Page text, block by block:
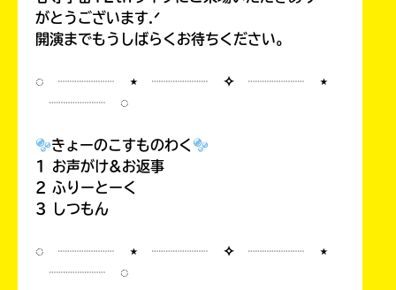
がとうございます.ᐟ
開演までもうしばらくお待ちください。
◌ ┈┈┈┈ ⋆ ┈┈┈┈ ✧ ┈┈┈┈ ⋆
┈┈┈┈ ◌
きょーのこすものわく
1 お声がけ&お返事
2 ふりーとーく
3 しつもん
◌ ┈┈┈┈ ⋆ ┈┈┈┈ ✧ ┈┈┈┈ ⋆
┈┈┈┈ ◌